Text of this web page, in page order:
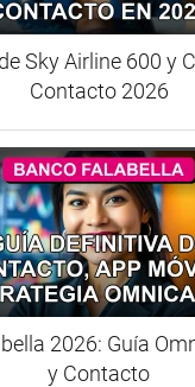
Sky Airline 600 y
Contacto 2026
2026: Guía
y Contacto